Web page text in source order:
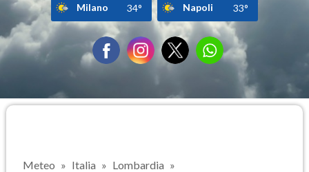
Milano 34° Napoli 33°
Meteo Italia
Lombardia